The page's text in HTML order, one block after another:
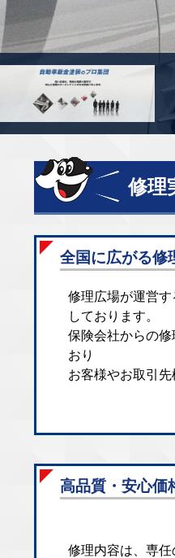
修理
全国に広がる修
修理広場が運営
しております。
保険会社からの
おり
お客様やお取引
高品質・安心価
修理内容は、専